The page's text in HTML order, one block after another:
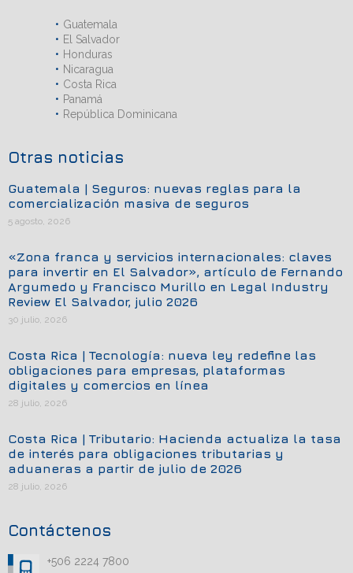
Guatemala
El Salvador
Honduras
Nicaragua
Costa Rica
Panamá
República Dominicana
Otras noticias
Guatemala | Seguros: nuevas reglas para la
comercialización masiva de seguros
5 agosto, 2026
«Zona franca y servicios internacionales: claves
para invertir en El Salvador», artículo de Fernando
Argumedo y Francisco Murillo en Legal Industry
Review El Salvador, julio 2026
30 julio, 2026
Costa Rica | Tecnología: nueva ley redefine las
obligaciones para empresas, plataformas
digitales y comercios en línea
28 julio, 2026
Costa Rica | Tributario: Hacienda actualiza la tasa
de interés para obligaciones tributarias y
aduaneras a partir de julio de 2026
28 julio, 2026
Contáctenos
+506 2224 7800